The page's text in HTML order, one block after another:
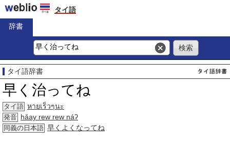
タイ語
辞書
タイ語辞書
早く治ってね
タイ語 หายเร็วๆนะ
発音 hǎay rew rew náʔ
同義の日本語 早くよくなってね